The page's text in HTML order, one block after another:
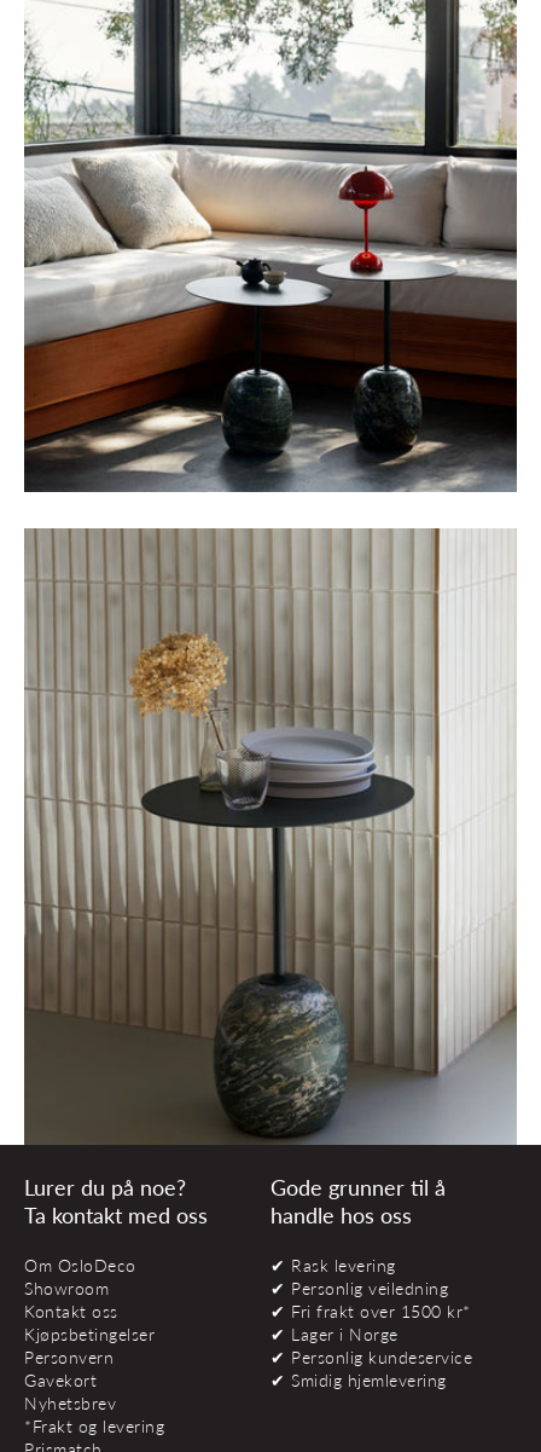
Lurer du på noe?
Ta kontakt med oss
Om OsloDeco
Showroom
Kontakt oss
Kjøpsbetingelser
Personvern
Gavekort
Nyhetsbrev
*Frakt og levering
Gode grunner til å
handle hos oss
✔ Rask levering
✔ Personlig veiledning
✔ Fri frakt over 1500 kr*
✔ Lager i Norge
✔ Personlig kundeservice
✔ Smidig hjemlevering